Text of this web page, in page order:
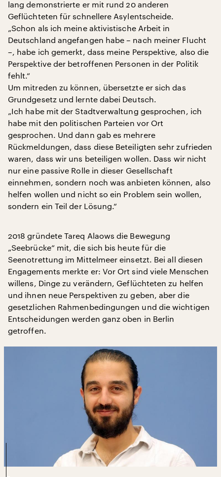
lang demonstrierte er mit rund 20 anderen
Geflüchteten für schnellere Asylentscheide.
„Schon als ich meine aktivistische Arbeit in
Deutschland angefangen habe – nach meiner Flucht
–, habe ich gemerkt, dass meine Perspektive, also die
Perspektive der betroffenen Personen in der Politik
fehlt.“
Um mitreden zu können, übersetzte er sich das
Grundgesetz und lernte dabei Deutsch.
„Ich habe mit der Stadtverwaltung gesprochen, ich
habe mit den politischen Parteien vor Ort
gesprochen. Und dann gab es mehrere
Rückmeldungen, dass diese Beteiligten sehr zufrieden
waren, dass wir uns beteiligen wollen. Dass wir nicht
nur eine passive Rolle in dieser Gesellschaft
einnehmen, sondern noch was anbieten können, also
helfen wollen und nicht so ein Problem sein wollen,
sondern ein Teil der Lösung.“
2018 gründete Tareq Alaows die Bewegung
„Seebrücke“ mit, die sich bis heute für die
Seenotrettung im Mittelmeer einsetzt. Bei all diesen
Engagements merkte er: Vor Ort sind viele Menschen
willens, Dinge zu verändern, Geflüchteten zu helfen
und ihnen neue Perspektiven zu geben, aber die
gesetzlichen Rahmenbedingungen und die wichtigen
Entscheidungen werden ganz oben in Berlin
getroffen.